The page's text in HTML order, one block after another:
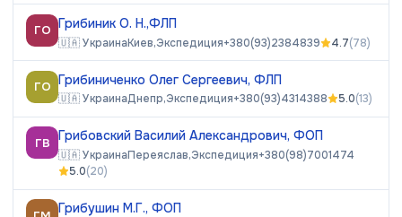
ГО Грибиник О. Н.,ФЛП
🇺🇦УкраинаКиев,Экспедиция+380(93)2384839 4.7(78)
ГО Грибиниченко Олег Сергеевич, ФЛП
🇺🇦УкраинаДнепр,Экспедиция+380(93)4314388 5.0(13)
ГВ Грибовский Василий Александрович, ФОП
🇺🇦УкраинаПереяслав,Экспедиция+380(98)7001474
5.0(20)
Грибушин М.Г., ФОП